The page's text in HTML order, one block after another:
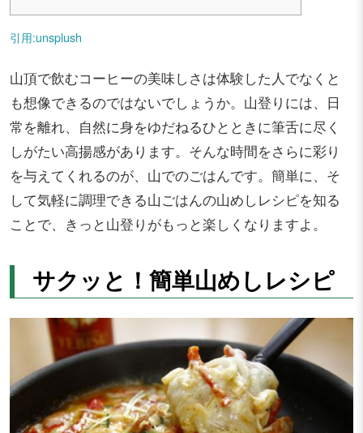
引用:unsplush
山頂で飲むコーヒーの美味しさは体験した人でなくと
も想像できるのではないでしょうか。山登りには、日
常を離れ、自然に身をゆだねるひとときに筆舌に尽く
しがたい高揚感があります。そんな時間をさらに彩り
を与えてくれるのが、山でのごはんです。簡単に、そ
して気軽に調理できる山ごはんの山めしレシピを知る
ことで、きっと山登りがもっと楽しくなりますよ。
サクッと！簡単山めしレシピ